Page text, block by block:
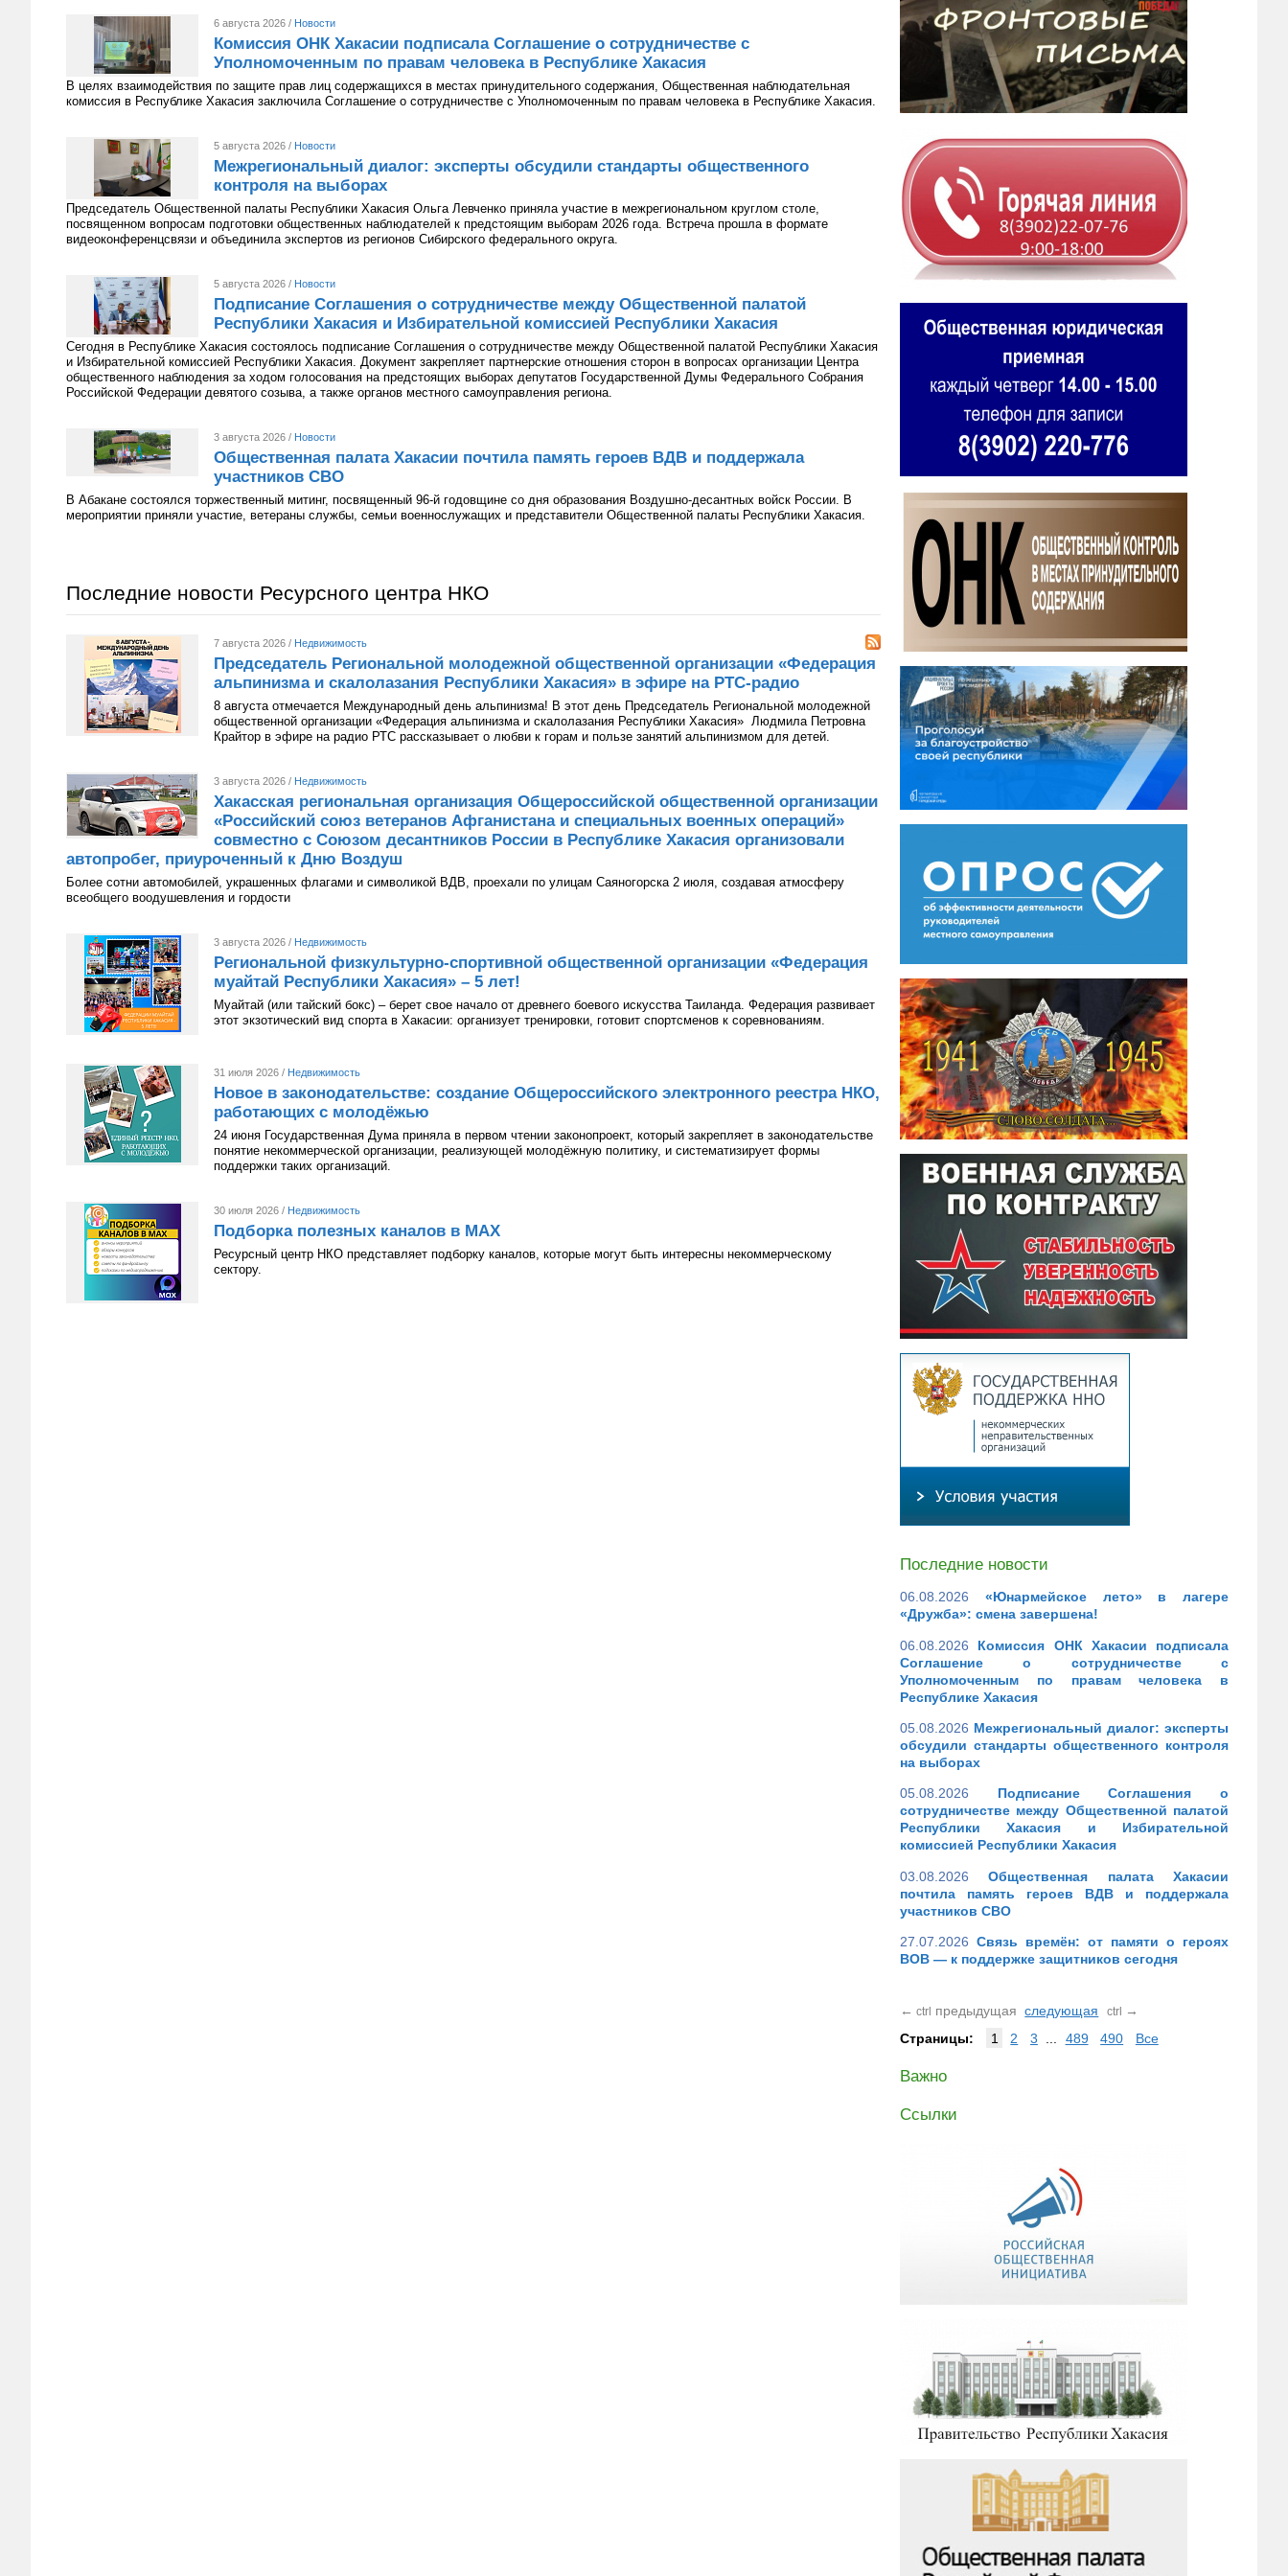
6 августа 2026 / Новости
Комиссия ОНК Хакасии подписала Соглашение о сотрудничестве с
Уполномоченным по правам человека в Республике Хакасия
В целях взаимодействия по защите прав лиц содержащихся в местах принудительного содержания, Общественная наблюдательная
комиссия в Республике Хакасия заключила Соглашение о сотрудничестве с Уполномоченным по правам человека в Республике Хакасия.
5 августа 2026 / Новости
Межрегиональный диалог: эксперты обсудили стандарты общественного
контроля на выборах
Председатель Общественной палаты Республики Хакасия Ольга Левченко приняла участие в межрегиональном круглом столе,
посвященном вопросам подготовки общественных наблюдателей к предстоящим выборам 2026 года. Встреча прошла в формате
видеоконференцсвязи и объединила экспертов из регионов Сибирского федерального округа.
5 августа 2026 / Новости
Подписание Соглашения о сотрудничестве между Общественной палатой
Республики Хакасия и Избирательной комиссией Республики Хакасия
Сегодня в Республике Хакасия состоялось подписание Соглашения о сотрудничестве между Общественной палатой Республики Хакасия
и Избирательной комиссией Республики Хакасия. Документ закрепляет партнерские отношения сторон в вопросах организации Центра
общественного наблюдения за ходом голосования на предстоящих выборах депутатов Государственной Думы Федерального Собрания
Российской Федерации девятого созыва, а также органов местного самоуправления региона.
3 августа 2026 / Новости
Общественная палата Хакасии почтила память героев ВДВ и поддержала
участников СВО
В Абакане состоялся торжественный митинг, посвященный 96-й годовщине со дня образования Воздушно-десантных войск России. В
мероприятии приняли участие, ветераны службы, семьи военнослужащих и представители Общественной палаты Республики Хакасия.
Последние новости Ресурсного центра НКО
7 августа 2026 / Недвижимость
Председатель Региональной молодежной общественной организации «Федерация
альпинизма и скалолазания Республики Хакасия» в эфире на РТС-радио
8 августа отмечается Международный день альпинизма! В этот день Председатель Региональной молодежной
общественной организации «Федерация альпинизма и скалолазания Республики Хакасия» Людмила Петровна
Крайтор в эфире на радио РТС рассказывает о любви к горам и пользе занятий альпинизмом для детей.
3 августа 2026 / Недвижимость
Хакасская региональная организация Общероссийской общественной организации
«Российский союз ветеранов Афганистана и специальных военных операций»
совместно с Союзом десантников России в Республике Хакасия организовали
автопробег, приуроченный к Дню Воздуш
Более сотни автомобилей, украшенных флагами и символикой ВДВ, проехали по улицам Саяногорска 2 июля, создавая атмосферу
всеобщего воодушевления и гордости
3 августа 2026 / Недвижимость
Региональной физкультурно-спортивной общественной организации «Федерация
муайтай Республики Хакасия» – 5 лет!
Муайтай (или тайский бокс) – берет свое начало от древнего боевого искусства Таиланда. Федерация развивает
этот экзотический вид спорта в Хакасии: организует тренировки, готовит спортсменов к соревнованиям.
31 июля 2026 / Недвижимость
Новое в законодательстве: создание Общероссийского электронного реестра НКО,
работающих с молодёжью
24 июня Государственная Дума приняла в первом чтении законопроект, который закрепляет в законодательстве
понятие некоммерческой организации, реализующей молодёжную политику, и систематизирует формы
поддержки таких организаций.
30 июля 2026 / Недвижимость
Подборка полезных каналов в МАХ
Ресурсный центр НКО представляет подборку каналов, которые могут быть интересны некоммерческому
сектору.
Последние новости
06.08.2026
«Юнармейское лето» в лагере
«Дружба»: смена завершена!
06.08.2026
Комиссия ОНК Хакасии подписала
Соглашение о сотрудничестве с
Уполномоченным по правам человека в
Республике Хакасия
05.08.2026 Межрегиональный диалог: эксперты
обсудили стандарты общественного контроля
на выборах
05.08.2026
Подписание Соглашения о
сотрудничестве между Общественной палатой
Республики Хакасия и Избирательной
комиссией Республики Хакасия
03.08.2026
Общественная палата Хакасии
почтила память героев ВДВ и поддержала
участников СВО
27.07.2026 Связь времён: от памяти о героях
ВОВ — к поддержке защитников сегодня
← ctrl предыдущая следующая ctrl →
Страницы:
1 2 3 489 490 Все
Важно
Ссылки